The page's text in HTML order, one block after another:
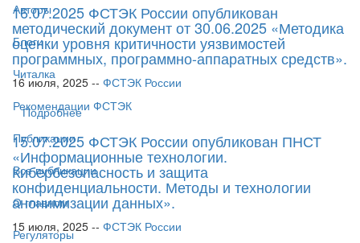
Авторы
Блоги
Читалка
Рекомендации ФСТЭК
Публикации
Все публикации
О главном
Регуляторы
16.07.2025 ФСТЭК России опубликован
методический документ от 30.06.2025 «Методика
оценки уровня критичности уязвимостей
программных, программно-аппаратных средств».
16 июля, 2025 -- ФСТЭК России
Подробнее
15.07.2025 ФСТЭК России опубликован ПНСТ
«Информационные технологии.
Кибербезопасность и защита
конфиденциальности. Методы и технологии
анонимизации данных».
15 июля, 2025 -- ФСТЭК России